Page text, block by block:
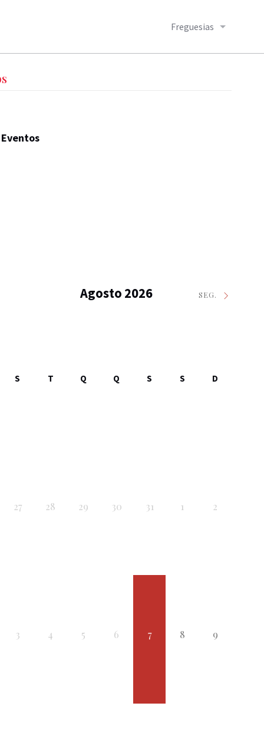
Freguesias
Eventos
Agosto 2026 SEG.
S T Q Q S S D
27 28 29 30 31 1 2
3 4 5 6 7 8 9